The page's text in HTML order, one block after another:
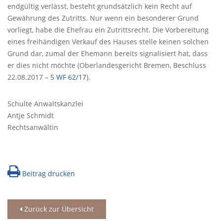
endgültig verlässt, besteht grundsätzlich kein Recht auf
Gewährung des Zutritts. Nur wenn ein besonderer Grund
vorliegt, habe die Ehefrau ein Zutrittsrecht. Die Vorbereitung
eines freihändigen Verkauf des Hauses stelle keinen solchen
Grund dar, zumal der Ehemann bereits signalisiert hat, dass
er dies nicht möchte (Oberlandesgericht Bremen, Beschluss
22.08.2017 – 5 WF 62/17).
Schulte Anwaltskanzlei
Antje Schmidt
Rechtsanwältin
Beitrag drucken
Zurück zur Übersicht